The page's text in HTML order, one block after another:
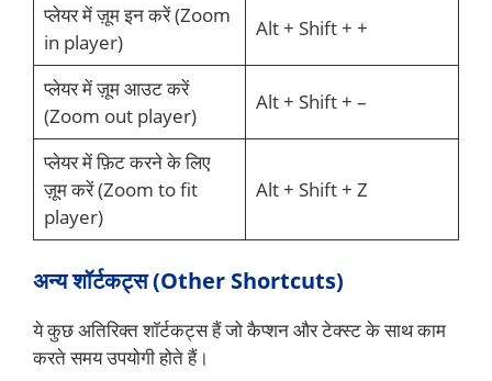
प्लेयर में ज़ूम इन करें (Zoom
in player)
Alt + Shift + +
प्लेयर में ज़ूम आउट करें
(Zoom out player)
Alt + Shift + –
प्लेयर में फ़िट करने के लिए
ज़ूम करें (Zoom to fit
player)
Alt + Shift + Z
अन्य शॉर्टकट्स (Other Shortcuts)
ये कुछ अतिरिक्त शॉर्टकट्स हैं जो कैप्शन और टेक्स्ट के साथ काम
करते समय उपयोगी होते हैं।